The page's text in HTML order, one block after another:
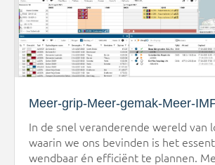
Meer-grip-Meer-gemak-Meer-
In de snel veranderende wereld van
waarin we ons bevinden is het
wendbaar én efficiënt te plannen.